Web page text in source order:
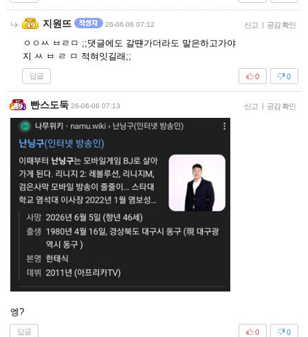
지원뜨 26-06-06 07:12 신고 | 공감 확인
ㅇㅇㅆ ㅂㄹㅁ ;;댓글에도 갈떈가더라도 말은하고가야
지 ㅆ ㅂ ㄹ ㅁ 적혀잇길래;;
답글 0
0
빤스도둑 26-06-06 07:13 신고 | 공감 확인
엥?
답글 0
0